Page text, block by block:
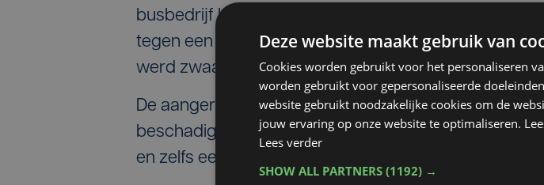
busbedrijf Herman en Vandamme, richting het
tegen een geparkeerde BMW. De daarachter
werd zwaar beschadigd. Minstens drie wagens zijn
De aangerichte schade is enorm. Niet alleen enkele
beschadigd, maar ook een betonnen
en zelfs een gevel bleven niet gespaard.
Deze website maakt gebruik van
Cookies worden gebruikt voor het personaliseren
worden gebruikt voor gepersonaliseerde
website gebruikt noodzakelijke cookies om de
jouw ervaring op onze website te optimaliseren.
Lees verder
SHOW ALL PARTNERS (1192) →